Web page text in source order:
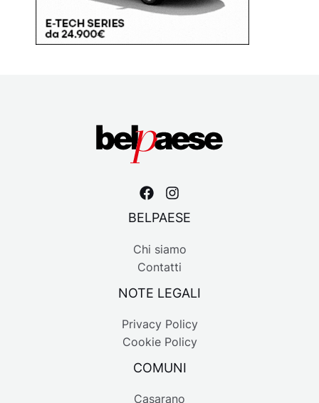
BELPAESE
Chi siamo
Contatti
NOTE LEGALI
Privacy Policy
Cookie Policy
COMUNI
Casarano